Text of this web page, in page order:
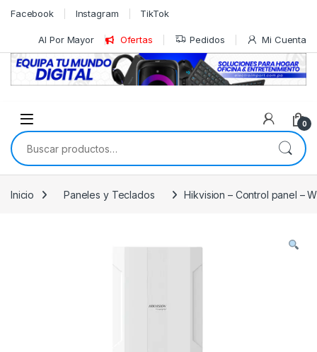
Skip to navigation
Skip to content
Facebook Instagram TikTok
Al Por Mayor Ofertas Pedidos Mi Cuenta
0
Buscar por:
Inicio Paneles y Teclados Hikvision – Control panel –